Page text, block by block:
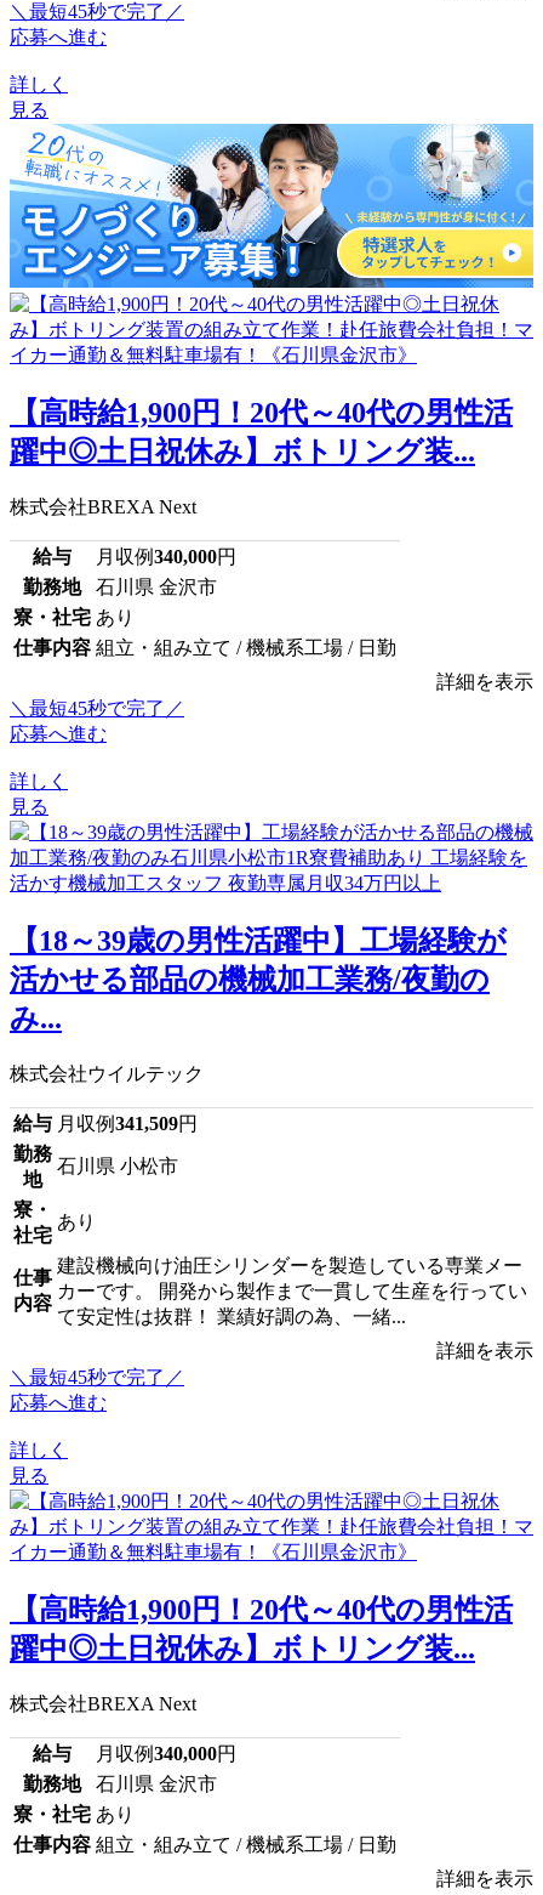
＼最短45秒で完了／
応募へ進む
詳しく
見る
【高時給1,900円！20代～40代の男性活
躍中◎土日祝休み】ボトリング装...
株式会社BREXA Next
給与 月収例340,000円
勤務地
石川県 金沢市
寮・社宅 あり
仕事内容 組立・組み立て / 機械系工場 / 日勤
詳細を表示
＼最短45秒で完了／
応募へ進む
詳しく
見る
【18～39歳の男性活躍中】工場経験が
活かせる部品の機械加工業務/夜勤の
み...
株式会社ウイルテック
給与 月収例341,509円
勤務
地
石川県 小松市
寮・
社宅
あり
仕事
内容
建設機械向け油圧シリンダーを製造している専業メー
カーです。 開発から製作まで一貫して生産を行ってい
て安定性は抜群！ 業績好調の為、一緒...
詳細を表示
＼最短45秒で完了／
応募へ進む
詳しく
見る
【高時給1,900円！20代～40代の男性活
躍中◎土日祝休み】ボトリング装...
株式会社BREXA Next
給与 月収例340,000円
勤務地
石川県 金沢市
寮・社宅 あり
仕事内容 組立・組み立て / 機械系工場 / 日勤
詳細を表示